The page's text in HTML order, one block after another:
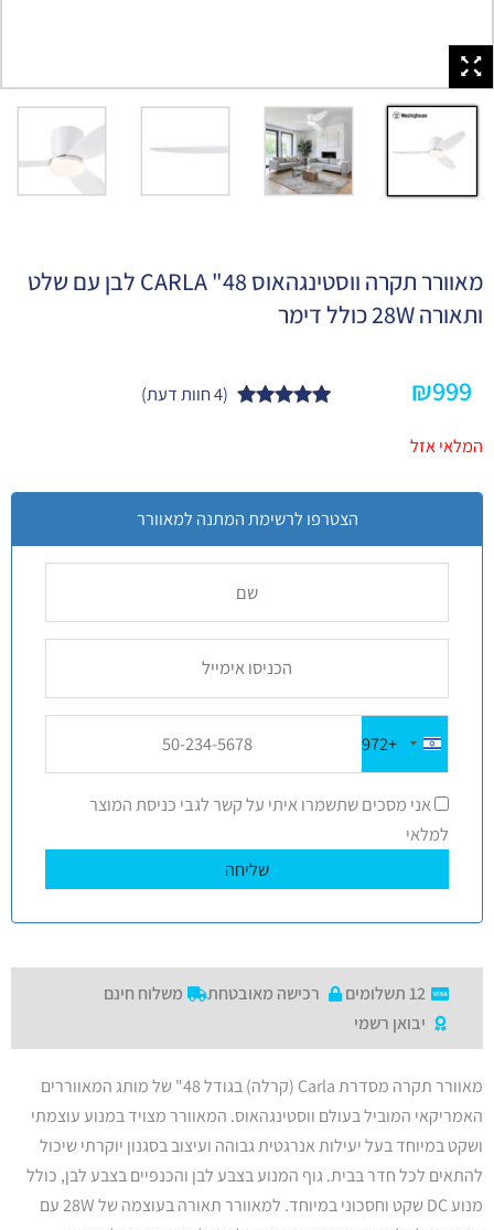
מאוורר תקרה ווסטינגהאוס 48" CARLA לבן עם שלט
ותאורה 28W כולל דימר
₪999
לקוחות
(
4חוות דעת)
המלאי אזל
הצטרפו לרשימת המתנה למאוורר
Israel
+972
+972
אני מסכים שתשמרו איתי על קשר לגבי כניסת המוצר
למלאי
12 תשלומים רכישה מאובטחת
משלוח חינם
יבואן רשמי
מאוורר תקרה מסדרת Carla (קרלה) בגודל 48" של מותג המאווררים
האמריקאי המוביל בעולם ווסטינגהאוס. המאוורר מצויד במנוע עוצמתי
ושקט במיוחד בעל יעילות אנרגטית גבוהה ועיצוב בסגנון יוקרתי שיכול
להתאים לכל חדר בבית. גוף המנוע בצבע לבן והכנפיים בצבע לבן, כולל
מנוע DC שקט וחסכוני במיוחד. למאוורר תאורה בעוצמה של 28W עם